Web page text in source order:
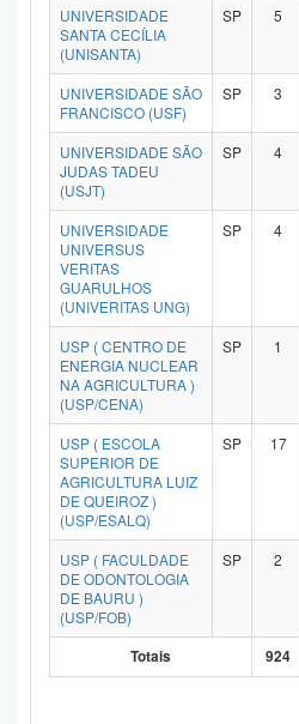
UNIVERSIDADE
SANTA CECÍLIA
(UNISANTA)
SP 5
UNIVERSIDADE SÃO
FRANCISCO (USF)
SP 3
UNIVERSIDADE SÃO
JUDAS TADEU
(USJT)
SP 4
UNIVERSIDADE
UNIVERSUS
VERITAS
GUARULHOS
(UNIVERITAS UNG)
SP 4
USP ( CENTRO DE
ENERGIA NUCLEAR
NA AGRICULTURA )
(USP/CENA)
SP 1
USP ( ESCOLA
SUPERIOR DE
AGRICULTURA LUIZ
DE QUEIROZ )
(USP/ESALQ)
SP 17
USP ( FACULDADE
DE ODONTOLOGIA
DE BAURU )
(USP/FOB)
SP 2
Totais 924